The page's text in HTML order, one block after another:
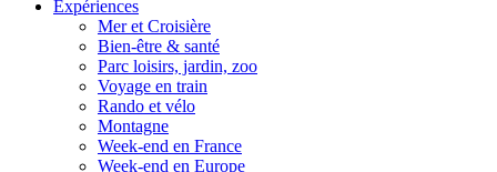
Expériences
Mer et Croisière
Bien-être & santé
Parc loisirs, jardin, zoo
Voyage en train
Rando et vélo
Montagne
Week-end en France
Week-end en Europe